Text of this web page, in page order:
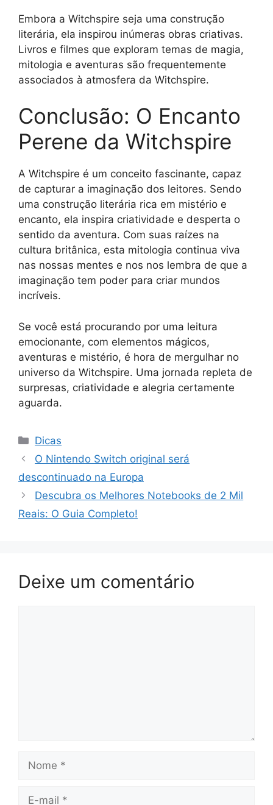
Embora a Witchspire seja uma construção
literária, ela inspirou inúmeras obras criativas.
Livros e filmes que exploram temas de magia,
mitologia e aventuras são frequentemente
associados à atmosfera da Witchspire.
Conclusão: O Encanto
Perene da Witchspire
A Witchspire é um conceito fascinante, capaz
de capturar a imaginação dos leitores. Sendo
uma construção literária rica em mistério e
encanto, ela inspira criatividade e desperta o
sentido da aventura. Com suas raízes na
cultura britânica, esta mitologia continua viva
nas nossas mentes e nos nos lembra de que a
imaginação tem poder para criar mundos
incríveis.
Se você está procurando por uma leitura
emocionante, com elementos mágicos,
aventuras e mistério, é hora de mergulhar no
universo da Witchspire. Uma jornada repleta de
surpresas, criatividade e alegria certamente
aguarda.
Categorias
Dicas
O Nintendo Switch original será
descontinuado na Europa
Descubra os Melhores Notebooks de 2 Mil
Reais: O Guia Completo!
Deixe um comentário